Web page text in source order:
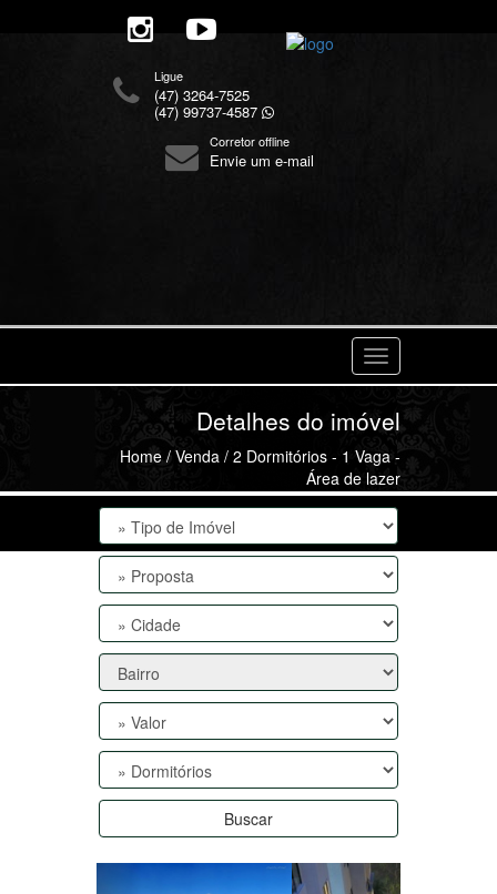
Ligue
(47) 3264-7525
(47) 99737-4587
Corretor offline
Envie um e-mail
Navegaçåo
Detalhes do imóvel
Home / Venda / 2 Dormitórios - 1 Vaga -
Área de lazer
Buscar
Anterior Próxima